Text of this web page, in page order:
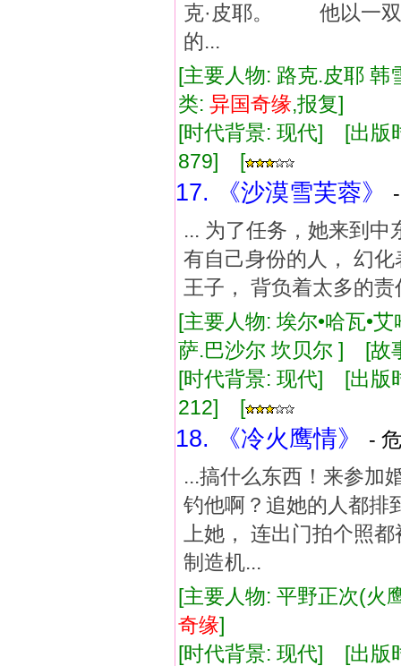
克·皮耶。 他以一双
的...
[主要人物: 路克.皮耶
类: 异国奇缘,报复]
[时代背景: 现代] [出
879] [
17. 《沙漠雪芙蓉》
... 为了任务，她来到
有自己身份的人， 幻
王子， 背负着太多的
[主要人物: 埃尔•哈瓦•
萨.巴沙尔 坎贝尔 ] [
[时代背景: 现代] [出
212] [
18. 《冷火鹰情》
-
...搞什么东西！来参加
钓他啊？追她的人都排
上她， 连出门拍个照
制造机...
[主要人物: 平野正次(
奇缘]
[时代背景: 现代] [出